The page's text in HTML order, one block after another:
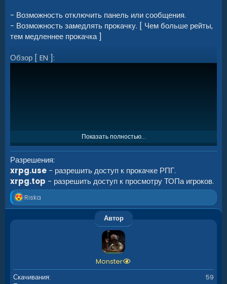
- Возможность отключить панель или сообщения.
- Возможность замедлять прокачку. [ Чем больше рейты,
тем медленнее прокачка ]
Обзор [ EN ]:
Показать полностью...
Разрешения
xrpg.use - разрешить доступ к прокачке РПГ.
xrpg.top - разрешить доступ к просмотру ТОПа игроков.
Р
е
к
Riska
Автор
Monster
Скачивания
59